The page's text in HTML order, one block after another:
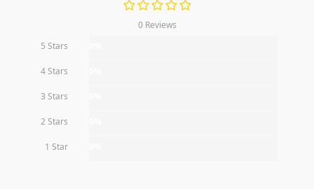
0 Reviews
5 Stars
4 Stars
3 Stars
2 Stars
1 Star